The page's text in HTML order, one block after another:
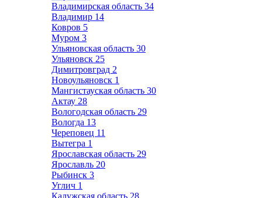
Владимирская область 34
Владимир 14
Ковров 5
Муром 3
Ульяновская область 30
Ульяновск 25
Димитровград 2
Новоульяновск 1
Мангистауская область 30
Актау 28
Вологодская область 29
Вологда 13
Череповец 11
Вытегра 1
Ярославская область 29
Ярославль 20
Рыбинск 3
Углич 1
Калужская область 28